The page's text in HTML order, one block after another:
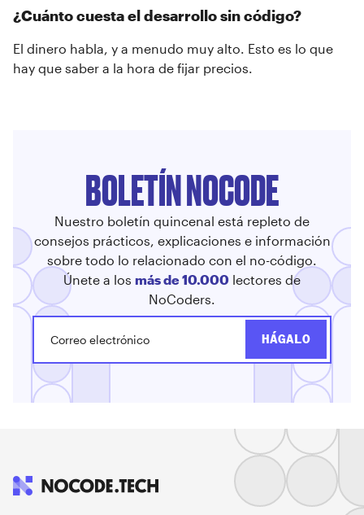
¿Cuánto cuesta el desarrollo sin código?
El dinero habla, y a menudo muy alto. Esto es lo que
hay que saber a la hora de fijar precios.
BOLETÍN NOCODE
Nuestro boletín quincenal está repleto de
consejos prácticos, explicaciones e información
sobre todo lo relacionado con el no-código.
Únete a los más de 10.000 lectores de
NoCoders.